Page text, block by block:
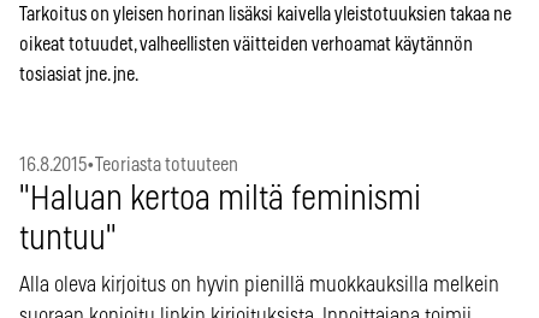
Tarkoitus on yleisen horinan lisäksi kaivella yleistotuuksien takaa ne
oikeat totuudet, valheellisten väitteiden verhoamat käytännön
tosiasiat jne. jne.
16.8.2015• Teoriasta totuuteen
"Haluan kertoa miltä feminismi
tuntuu"
Alla oleva kirjoitus on hyvin pienillä muokkauksilla melkein